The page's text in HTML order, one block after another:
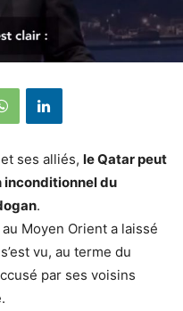
ses alliés, le Qatar peut
inconditionnel du
.
Moyen Orient a laissé
vu, au terme du
par ses voisins